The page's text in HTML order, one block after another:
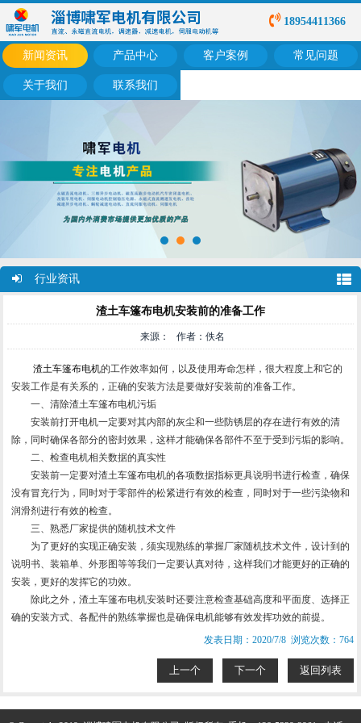
18954411366
新闻资讯 产品中心 客户案例 常见问题
关于我们 联系我们
行业资讯
渣土车篷布电机安装前的准备工作
来源： 作者：佚名
渣土车篷布电机的工作效率如何，以及使用寿命怎样，很大程度上和它的
安装工作是有关系的，正确的安装方法是要做好安装前的准备工作。
一、清除渣土车篷布电机污垢
安装前打开电机一定要对其内部的灰尘和一些防锈层的存在进行有效的清
除，同时确保各部分的密封效果，这样才能确保各部件不至于受到污垢的影响。
二、检查电机相关数据的真实性
安装前一定要对渣土车篷布电机的各项数据指标更具说明书进行检查，确保
没有冒充行为，同时对于零部件的松紧进行有效的检查，同时对于一些污染物和
润滑剂进行有效的检查。
三、熟悉厂家提供的随机技术文件
为了更好的实现正确安装，须实现熟练的掌握厂家随机技术文件，设计到的
说明书、装箱单、外形图等等我们一定要认真对待，这样我们才能更好的正确的
安装，更好的发挥它的功效。
除此之外，渣土车篷布电机安装时还要注意检查基础高度和平面度、选择正
确的安装方式、各配件的熟练掌握也是确保电机能够有效发挥功效的前提。
发表日期：2020/7/8 浏览次数：764
上一个 下一个 返回列表